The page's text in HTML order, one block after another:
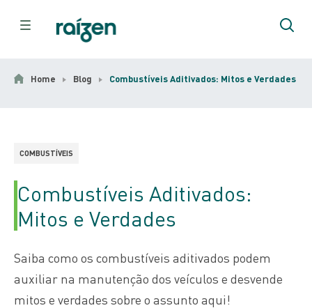
Home Blog Combustíveis Aditivados: Mitos e Verdades
COMBUSTÍVEIS
Combustíveis Aditivados:
Mitos e Verdades
Saiba como os combustíveis aditivados podem
auxiliar na manutenção dos veículos e desvende
mitos e verdades sobre o assunto aqui!